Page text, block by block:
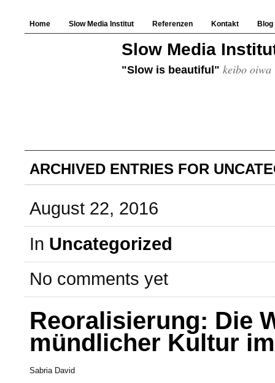
Home Slow Media Institut Referenzen Kontakt Blog
Slow Media
"Slow is beautiful" keibo oiwa
ARCHIVED ENTRIES FOR
August 22, 2016
In Uncategorized
No comments yet
Reoralisierung: Die
mündlicher Kultur
Sabria David